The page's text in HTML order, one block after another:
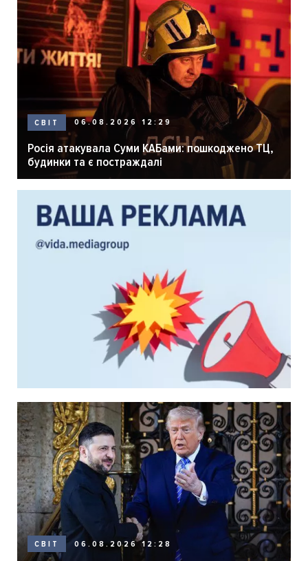
СВІТ 06.08.2026 12:29
Росія атакувала Суми КАБами: пошкоджено ТЦ,
будинки та є постраждалі
СВІТ 06.08.2026 12:28